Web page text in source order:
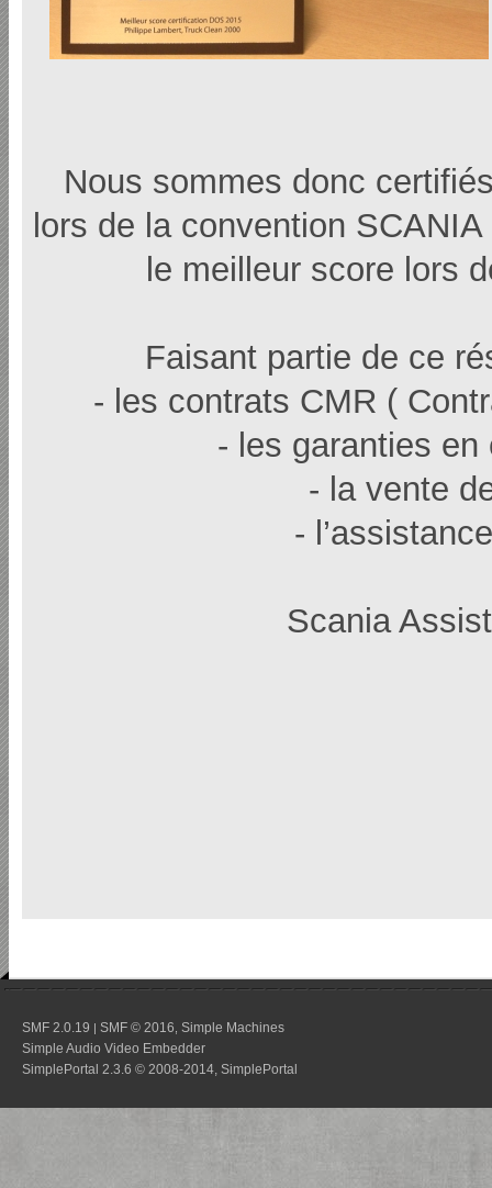
Nous sommes donc
lors de la convention
le meilleur score lors
Faisant partie de ce
- les contrats CMR (
- les garanties
- la vente
-
Scania
SMF 2.0.19 | SMF © 2016 Simple Machines
Simple Audio Video Embedder
SimplePortal 2.3.6 © 2008-2014, SimplePortal